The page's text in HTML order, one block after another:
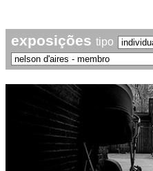
exposições tipo